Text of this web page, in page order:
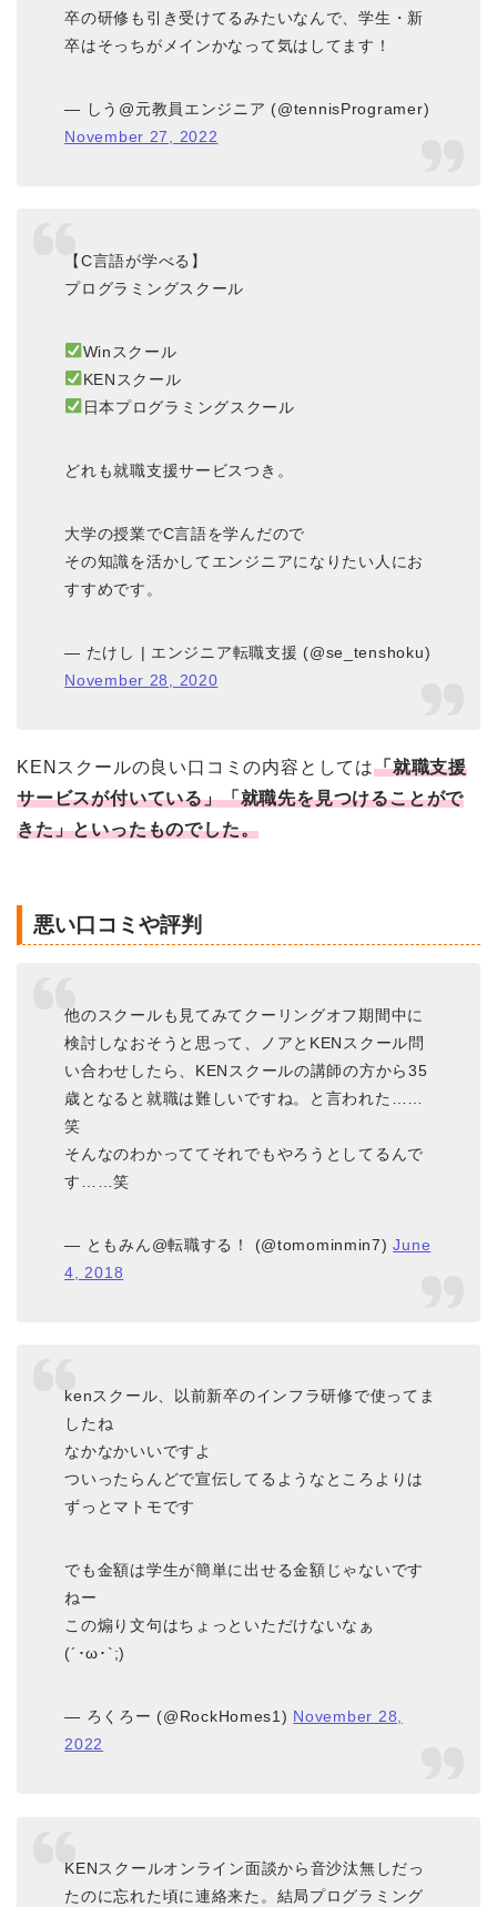
卒の研修も引き受けてるみたいなんで、学生・新
卒はそっちがメインかなって気はしてます！
— しう@元教員エンジニア (@tennisProgramer)
November 27, 2022
【C言語が学べる】
プログラミングスクール
Winスクール
KENスクール
日本プログラミングスクール
どれも就職支援サービスつき。
大学の授業でC言語を学んだので
その知識を活かしてエンジニアになりたい人にお
すすめです。
— たけし | エンジニア転職支援 (@se_tenshoku)
November 28, 2020
KENスクールの良い口コミの内容としては「就職支援
サービスが付いている」「就職先を見つけることがで
きた」といったものでした。
悪い口コミや評判
他のスクールも見てみてクーリングオフ期間中に
検討しなおそうと思って、ノアとKENスクール問
い合わせしたら、KENスクールの講師の方から35
歳となると就職は難しいですね。と言われた……
笑
そんなのわかっててそれでもやろうとしてるんで
す……笑
— ともみん@転職する！ (@tomominmin7)June
4, 2018
kenスクール、以前新卒のインフラ研修で使ってま
したね
なかなかいいですよ
ついったらんどで宣伝してるようなところよりは
ずっとマトモです
でも金額は学生が簡単に出せる金額じゃないです
ねー
この煽り文句はちょっといただけないなぁ
(´･ω･`;)
— ろくろー (@RockHomes1) November 28,
2022
KENスクールオンライン面談から音沙汰無しだっ
たのに忘れた頃に連絡来た。結局プログラミング